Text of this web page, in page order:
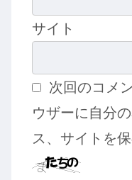
サイト
次回のコメ
ウザーに自分
ス、サイトを保